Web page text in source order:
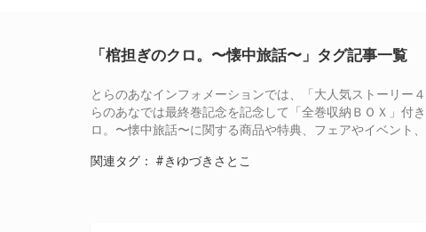
「棺担ぎのクロ。〜懐中旅話〜」タグ記事一覧
とらのあなインフォメーションでは、「大人気ストーリー
らのあなでは最終巻記念を記念して「全巻収納ＢＯＸ」付
ロ。〜懐中旅話〜に関する商品や特典、フェアやイベント
関連タグ： #きゆづきさとこ